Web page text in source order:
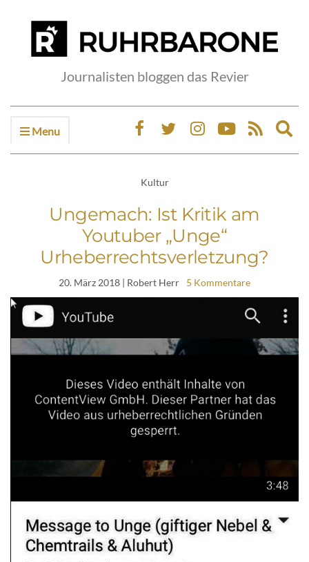
Journalisten bloggen das Revier
Menu
Kultur
Ungemach: Ist Kritik am
Youtuber „Unge“
Urheberrechtsverletzung?
20. März 2018 | Robert Herr 5 Kommentare